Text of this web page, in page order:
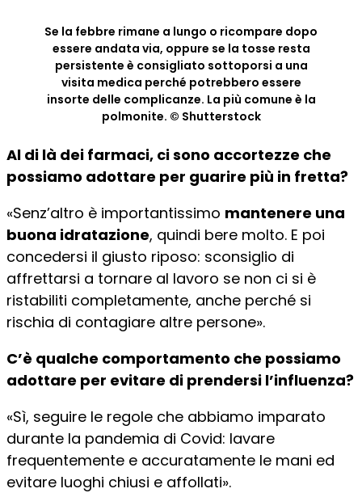
Se la febbre rimane a lungo o ricompare dopo
essere andata via, oppure se la tosse resta
persistente è consigliato sottoporsi a una
visita medica perché potrebbero essere
insorte delle complicanze. La più comune è la
polmonite. © Shutterstock
Al di là dei farmaci, ci sono accortezze che
possiamo adottare per guarire più in fretta?
«Senz’altro è importantissimo mantenere una
buona idratazione, quindi bere molto. E poi
concedersi il giusto riposo: sconsiglio di
affrettarsi a tornare al lavoro se non ci si è
ristabiliti completamente, anche perché si
rischia di contagiare altre persone».
C’è qualche comportamento che possiamo
adottare per evitare di prendersi l’influenza?
«Sì, seguire le regole che abbiamo imparato
durante la pandemia di Covid: lavare
frequentemente e accuratamente le mani ed
evitare luoghi chiusi e affollati».